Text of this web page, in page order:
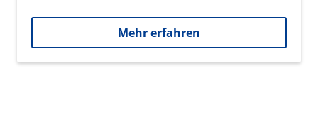
Mehr erfahren